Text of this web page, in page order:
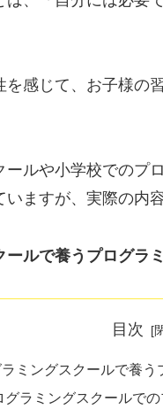
感じて、お子様の
ールや小学校でのプ
ますが、実際の内
ールで養うプログラ
目次
ミングスクールで養
グラミングスクールで